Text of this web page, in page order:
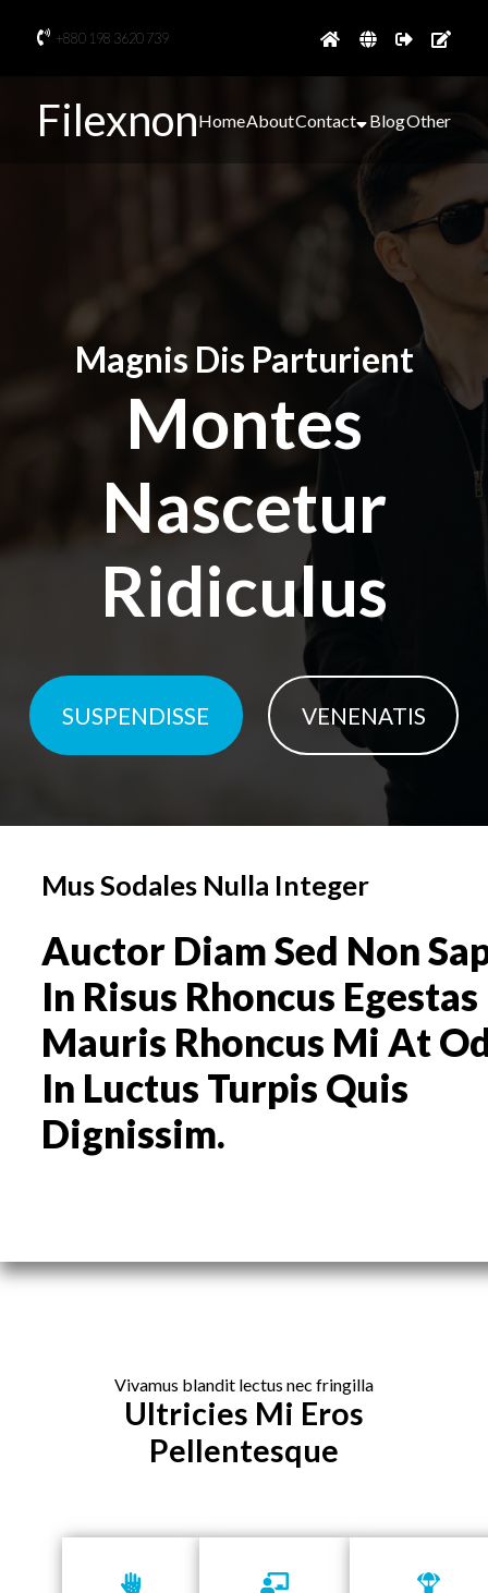
+880 198 3620 739
FilexnonHomeAboutContact BlogOther
Magnis Dis Parturient
Montes
Nascetur
Ridiculus
SUSPENDISSE VENENATIS
Mus Sodales Nulla Integer
Auctor Diam Sed Non
In Risus Rhoncus Egestas
Mauris Rhoncus Mi At
In Luctus Turpis Quis
Dignissim.
Vivamus blandit lectus nec fringilla
Ultricies Mi Eros
Pellentesque